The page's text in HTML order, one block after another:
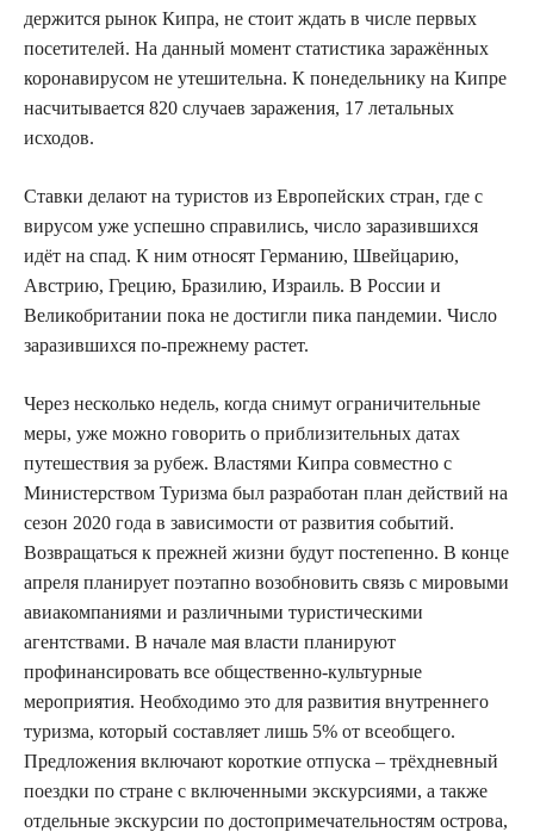
держится рынок Кипра, не стоит ждать в числе первых
посетителей. На данный момент статистика заражённых
коронавирусом не утешительна. К понедельнику на Кипре
насчитывается 820 случаев заражения, 17 летальных
исходов.
Ставки делают на туристов из Европейских стран, где с
вирусом уже успешно справились, число заразившихся
идёт на спад. К ним относят Германию, Швейцарию,
Австрию, Грецию, Бразилию, Израиль. В России и
Великобритании пока не достигли пика пандемии. Число
заразившихся по-прежнему растет.
Через несколько недель, когда снимут ограничительные
меры, уже можно говорить о приблизительных датах
путешествия за рубеж. Властями Кипра совместно с
Министерством Туризма был разработан план действий на
сезон 2020 года в зависимости от развития событий.
Возвращаться к прежней жизни будут постепенно. В конце
апреля планирует поэтапно возобновить связь с мировыми
авиакомпаниями и различными туристическими
агентствами. В начале мая власти планируют
профинансировать все общественно-культурные
мероприятия. Необходимо это для развития внутреннего
туризма, который составляет лишь 5% от всеобщего.
Предложения включают короткие отпуска – трёхдневный
поездки по стране с включенными экскурсиями, а также
отдельные экскурсии по достопримечательностям острова,